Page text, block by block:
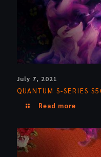
July 7, 2021
QUANTUM S-SERIES
Read more